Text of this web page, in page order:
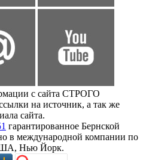
с сайта СТРОГО
на источник, а так же
сайта.
гарантированное Бернской
в международной компании по
Нью Йорк.